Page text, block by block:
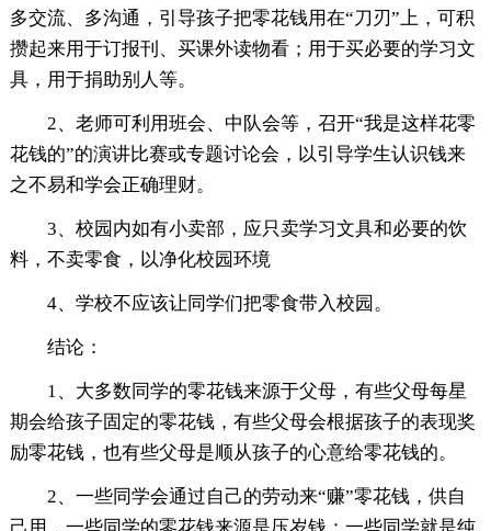
多交流、多沟通，引导孩子把零花钱用在“刀刃”上，可积
攒起来用于订报刊、买课外读物看；用于买必要的学习文
具，用于捐助别人等。
2、老师可利用班会、中队会等，召开“我是这样花零
花钱的”的演讲比赛或专题讨论会，以引导学生认识钱来
之不易和学会正确理财。
3、校园内如有小卖部，应只卖学习文具和必要的饮
料，不卖零食，以净化校园环境
4、学校不应该让同学们把零食带入校园。
结论：
1、大多数同学的零花钱来源于父母，有些父母每星
期会给孩子固定的零花钱，有些父母会根据孩子的表现奖
励零花钱，也有些父母是顺从孩子的心意给零花钱的。
2、一些同学会通过自己的劳动来“赚”零花钱，供自